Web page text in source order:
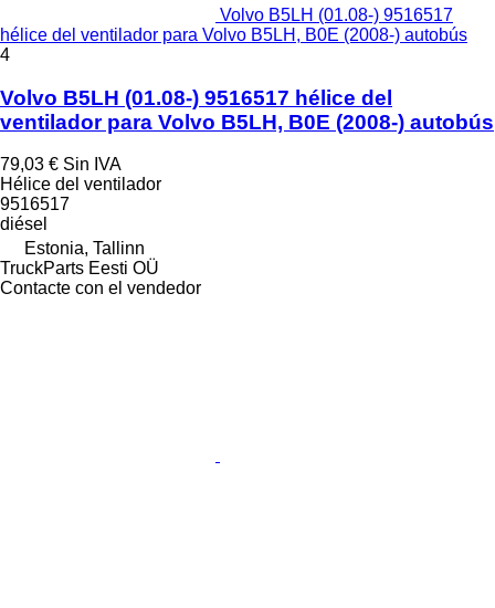
Volvo B5LH (01.08-) 9516517
hélice del ventilador para Volvo B5LH, B0E (2008-) autobús
4
Volvo B5LH (01.08-) 9516517 hélice del
ventilador para Volvo B5LH, B0E (2008-) autobús
79,03 € Sin IVA
Hélice del ventilador
9516517
diésel
Estonia, Tallinn
TruckParts Eesti OÜ
Contacte con el vendedor